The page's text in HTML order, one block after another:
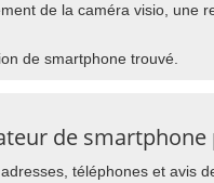
de la caméra visio, une
de smartphone trouvé.
de smartphone
téléphones et avis